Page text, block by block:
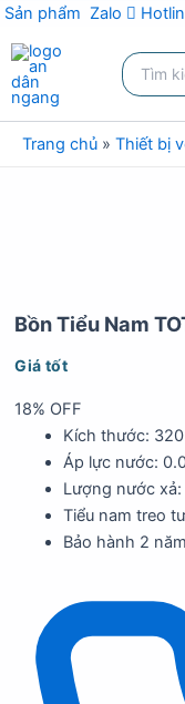
Sản phẩm Zalo
Nhảy
tới
nội
dung
Tìm
kiếm:
kiếm
Trang chủ » Thiết bị
Bồn Tiểu Nam
Giá tốt
18% OFF
Kích thước:
Áp lực nước:
Lượng nước xả:
Tiểu nam treo
Bảo hành 2 năm